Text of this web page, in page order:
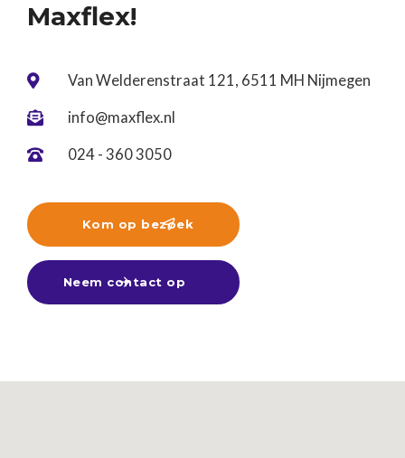
Maxflex!
 Van Welderenstraat 121, 6511 MH Nijmegen
 info@maxflex.nl
 024 - 360 3050

Kom op bezoek
Neem contact op
